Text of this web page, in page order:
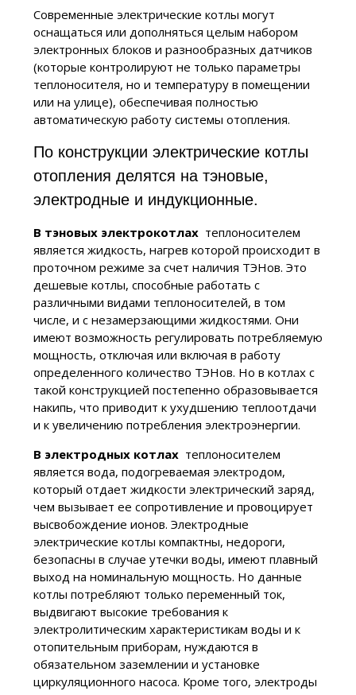
Современные электрические котлы могут
оснащаться или дополняться целым набором
электронных блоков и разнообразных датчиков
(которые контролируют не только параметры
теплоносителя, но и температуру в помещении
или на улице), обеспечивая полностью
автоматическую работу системы отопления.
По конструкции электрические котлы
отопления делятся на тэновые,
электродные и индукционные.
В тэновых электрокотлахтеплоносителем
является жидкость, нагрев которой происходит в
проточном режиме за счет наличия ТЭНов. Это
дешевые котлы, способные работать с
различными видами теплоносителей, в том
числе, и с незамерзающими жидкостями. Они
имеют возможность регулировать потребляемую
мощность, отключая или включая в работу
определенного количество ТЭНов. Но в котлах с
такой конструкцией постепенно образовывается
накипь, что приводит к ухудшению теплоотдачи
и к увеличению потребления электроэнергии.
В электродных котлах теплоносителем
является вода, подогреваемая электродом,
который отдает жидкости электрический заряд,
чем вызывает ее сопротивление и провоцирует
высвобождение ионов. Электродные
электрические котлы компактны, недороги,
безопасны в случае утечки воды, имеют плавный
выход на номинальную мощность. Но данные
котлы потребляют только переменный ток,
выдвигают высокие требования к
электролитическим характеристикам воды и к
отопительным приборам, нуждаются в
обязательном заземлении и установке
циркуляционного насоса. Кроме того, электроды